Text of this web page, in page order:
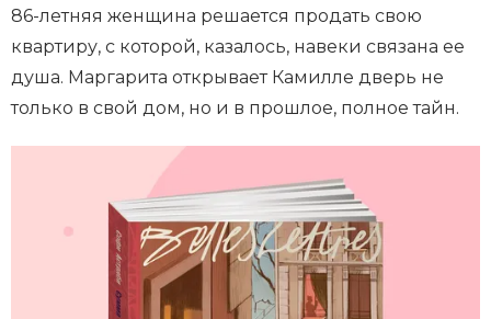
86-летняя женщина решается продать свою
квартиру, с которой, казалось, навеки связана ее
душа. Маргарита открывает Камилле дверь не
только в свой дом, но и в прошлое, полное тайн.